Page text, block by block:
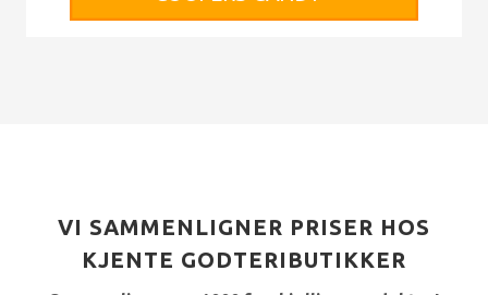
VI SAMMENLIGNER PRISER HOS
KJENTE GODTERIBUTIKKER